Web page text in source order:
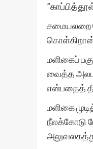
சமையலறை
மளிகைப்
வைத்த
என்பதைத்
மளிகை
நீலக்கோடு